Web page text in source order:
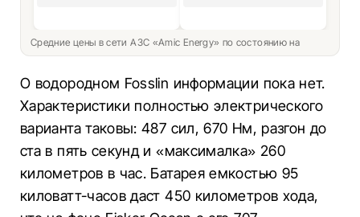
Средние цены в сети АЗС «Amic Energy» по состоянию на
О водородном Fosslin информации пока нет.
Характеристики полностью электрического
варианта таковы: 487 сил, 670 Нм, разгон до
ста в пять секунд и «максималка» 260
километров в час. Батарея емкостью 95
киловатт-часов даст 450 километров хода,